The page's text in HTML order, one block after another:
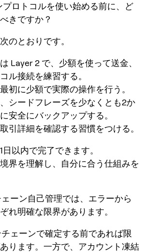
ロトコルを使い始める前に、ど
きですか？
のとおりです。
Layer 2 で、少額を使って送金、
ル接続を練習する。
初に少額で実際の操作を行う。
シードフレーズを少なくとも2か
安全にバックアップする。
引詳細を確認する習慣をつける。
以内で完了できます。
界を理解し、自分に合う仕組みを
ェーン自己管理では、エラーから
れ明確な限界があります。
チェーンで確定する前であれば限
ります。一方で、アカウント凍結